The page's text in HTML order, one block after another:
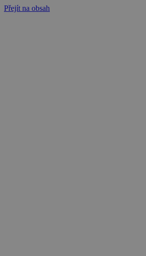
Přejít na obsah